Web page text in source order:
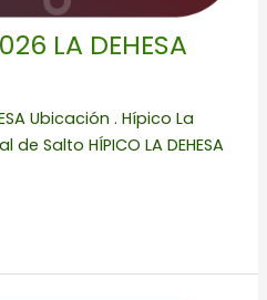
LA DEHESA
Ubicación . Hípico La
Salto HÍPICO LA DEHESA